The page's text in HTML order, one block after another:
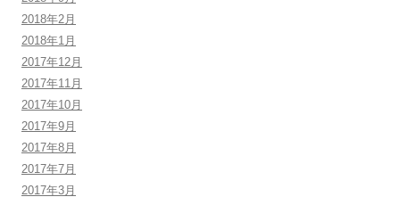
2018年2月
2018年1月
2017年12月
2017年11月
2017年10月
2017年9月
2017年8月
2017年7月
2017年3月